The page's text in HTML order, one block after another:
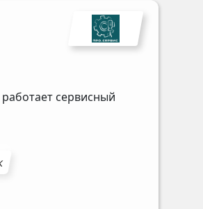
сервисный